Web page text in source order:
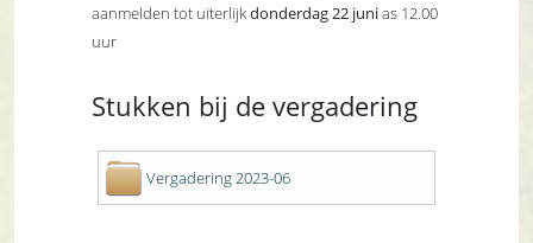
aanmelden tot uiterlijkdonderdag 22 junias 12.00
uur
Stukken bij de vergadering
Vergadering 2023-06